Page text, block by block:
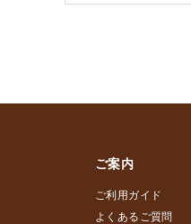
ご案内
ご利用ガイド
よくあるご質問